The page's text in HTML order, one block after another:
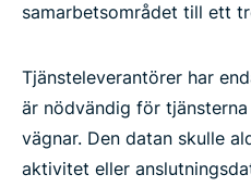
samarbetsområdet till ett
Tjänsteleverantörer har
är nödvändig för
vägnar. Den datan skulle
aktivitet eller